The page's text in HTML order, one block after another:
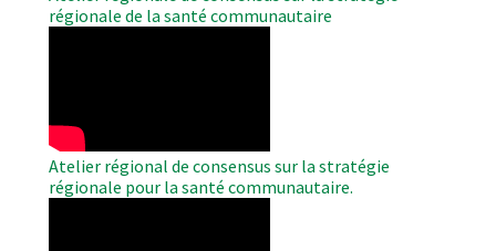
régionale de la santé communautaire
Atelier régional de consensus sur la stratégie
régionale pour la santé communautaire.